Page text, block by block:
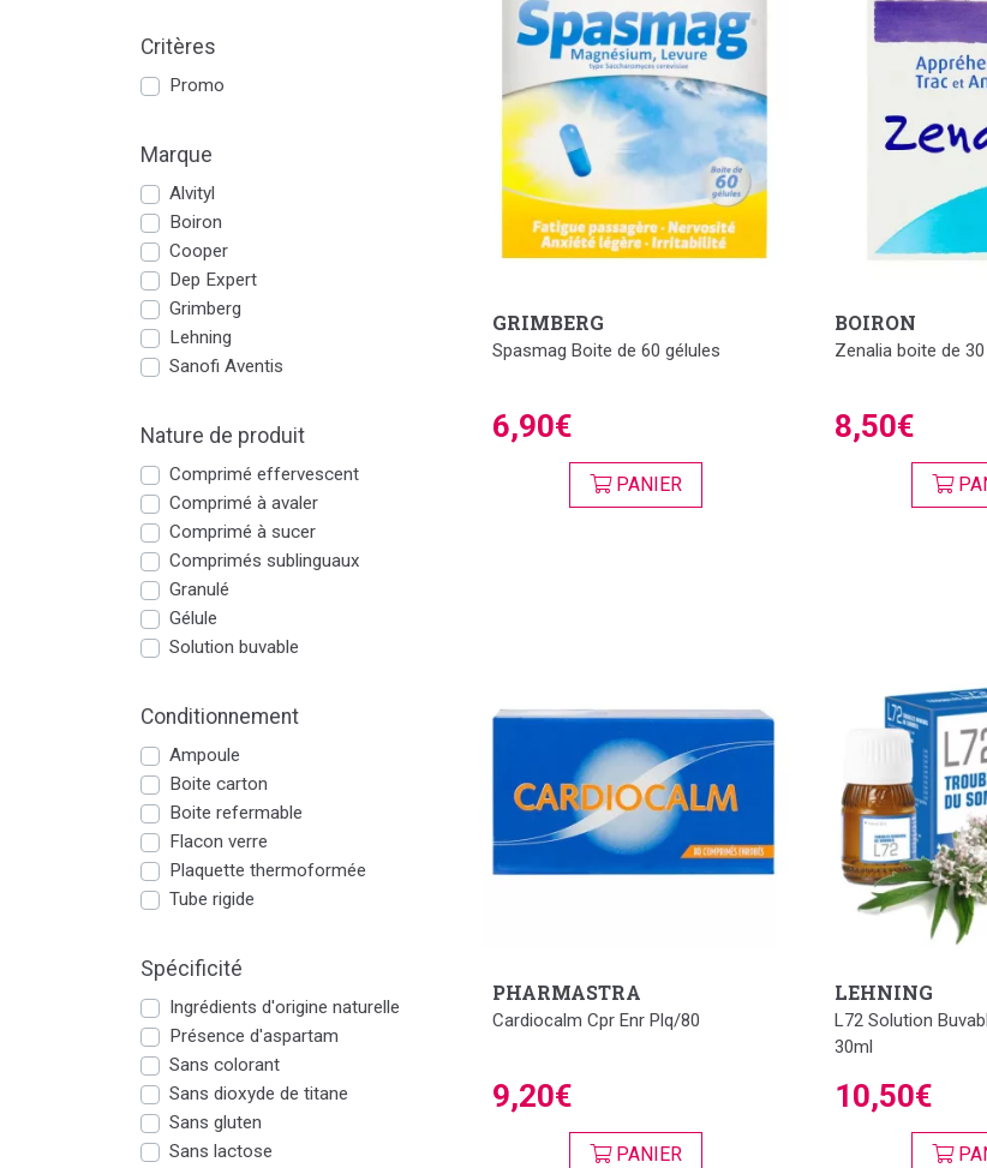
Critères
Promo
Marque
Alvityl
Boiron
Cooper
Dep Expert
Grimberg
Lehning
Sanofi Aventis
Nature de produit
Comprimé effervescent
Comprimé à avaler
Comprimé à sucer
Comprimés sublinguaux
Granulé
Gélule
Solution buvable
Conditionnement
Ampoule
Boite carton
Boite refermable
Flacon verre
Plaquette thermoformée
Tube rigide
Spécificité
Ingrédients d'origine naturelle
Présence d'aspartam
Sans colorant
Sans dioxyde de titane
Sans gluten
Sans lactose
GRIMBERG
Spasmag Boite de 60 gélules
6,90€
PANIER
BOIRON
Zenalia boite de
8,50€
PHARMASTRA
Cardiocalm Cpr Enr Plq/80
9,20€
PANIER
LEHNING
L72 Solution
30ml
10,50€